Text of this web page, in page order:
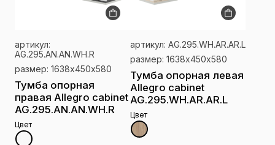
артикул:
AG.295.AN.AN.WH.R
размер: 1638х450х580
Тумба опорная
правая Allegro cabinet
AG.295.AN.AN.WH.R
Цвет
артикул: AG.295.WH.AR.AR.L
размер: 1638х450х580
Тумба опорная левая
Allegro cabinet
AG.295.WH.AR.AR.L
Цвет